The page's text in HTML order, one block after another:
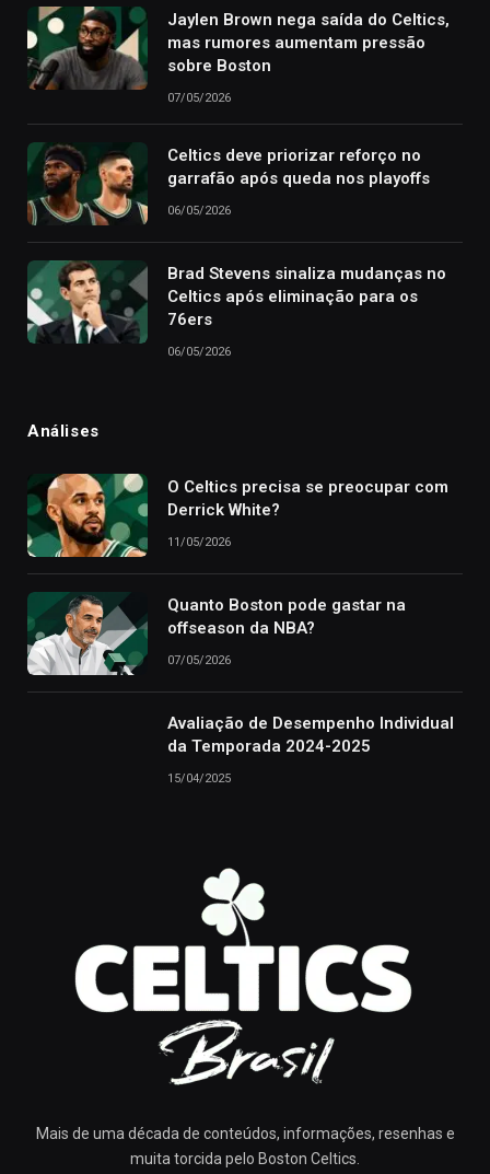
Jaylen Brown nega saída do Celtics,
mas rumores aumentam pressão
sobre Boston
07/05/2026
Celtics deve priorizar reforço no
garrafão após queda nos playoffs
06/05/2026
Brad Stevens sinaliza mudanças no
Celtics após eliminação para os
76ers
06/05/2026
Análises
O Celtics precisa se preocupar com
Derrick White?
11/05/2026
Quanto Boston pode gastar na
offseason da NBA?
07/05/2026
Avaliação de Desempenho Individual
da Temporada 2024-2025
15/04/2025
Mais de uma década de conteúdos, informações, resenhas e
muita torcida pelo Boston Celtics.